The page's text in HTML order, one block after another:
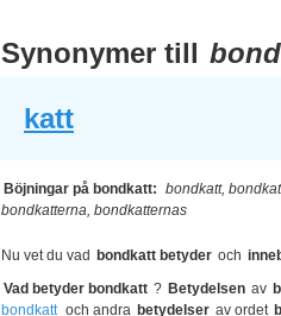
Synonymer till
katt
Böjningar på bondkatt: bondkatt,
bondkatterna, bondkatternas
Nu vet du vad bondkatt betyder och
Vad betyder bondkatt ? Betydelsen av
bondkatt och andra betydelser av ordet